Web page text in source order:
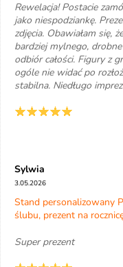
Rewelacja! Postacie
jako niespodziankę.
zdjęcia. Obawiałam się,
bardziej mylnego,
odbiór całości. Figury z
ogóle nie widać po
stabilna. Niedługo
Sylwia
3.05.2026
Stand personalizowany
ślubu, prezent na
Super prezent